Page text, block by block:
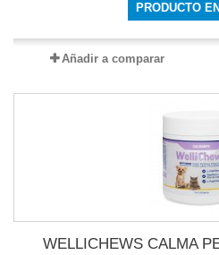
PRODUCTO
Añadir a comparar
WELLICHEWS CALMA